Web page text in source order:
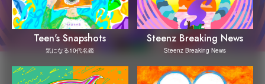
Teen's Snapshots
気になる10代名鑑
Steenz Breaking News
Steenz Breaking News